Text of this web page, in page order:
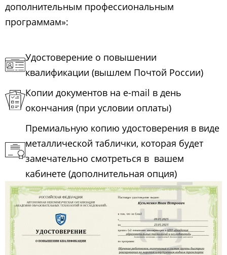
дополнительным профессиональным
программам»:
Удостоверение о повышении
квалификации (вышлем Почтой России)
Копии документов на e-mail в день
окончания (при условии оплаты)
Премиальную копию удостоверения в виде
металлической таблички, которая будет
замечательно смотреться в вашем
кабинете (дополнительная опция)